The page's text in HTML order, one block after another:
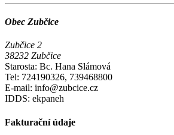
Obec Zubčice
Zubčice 2
38232 Zubčice
Starosta: Bc. Hana Slámová
Tel: 724190326, 739468800
E-mail: info@zubcice.cz
IDDS: ekpaneh
Fakturační údaje